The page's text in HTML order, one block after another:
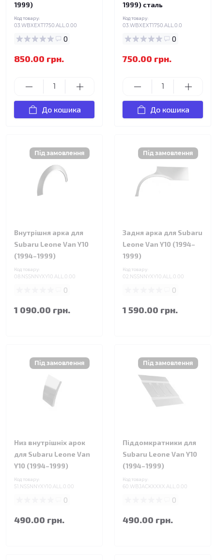
1999)
Код товару:
03.WBXEXT1750.ALL.0.00
0
850.00 грн.
До кошика
1999) сталь
Код товару:
03.WBXEXT1750.ALL.0.0
0
750.00 грн.
До кошика
Внутрішня арка для
Subaru Leone Van Y10
(1994–1999)
Код товару:
08.NSSNNYXY10.ALL.0.00
0
1 090.00 грн.
Задня арка для Subaru
Leone Van Y10 (1994–
1999)
Код товару:
02.NSSNNYXY10.ALL.0.00
0
1 590.00 грн.
Низ внутрішніх арок
для Subaru Leone Van
Y10 (1994–1999)
Код товару:
51.NSSNNYXY10.ALL.0.00
0
490.00 грн.
Піддомкратники для
Subaru Leone Van Y10
(1994–1999)
Код товару:
60.WBJACKXXXX.ALL.0.00
0
490.00 грн.